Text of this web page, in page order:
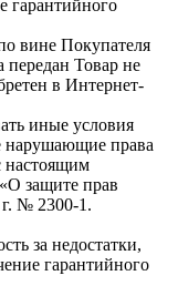
гарантийного
вине Покупателя
передан Товар не
в Интернет-
иные условия
нарушающие права
настоящим
защите прав
г. № 2300-1.
за недостатки,
гарантийного